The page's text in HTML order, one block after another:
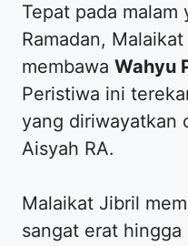
​Tepat pada
Ramadan,
membawa Wahyu
Peristiwa ini
yang diriwayatkan
Aisyah RA.
​Malaikat Jibril
sangat erat hingga